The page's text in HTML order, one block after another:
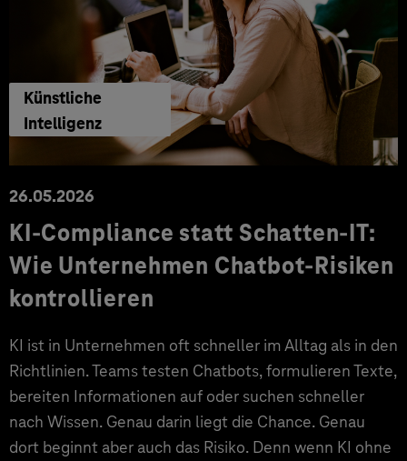
Künstliche
Intelligenz
26.05.2026
KI-Compliance statt Schatten-IT:
Wie Unternehmen Chatbot-Risiken
kontrollieren
KI ist in Unternehmen oft schneller im Alltag als in den
Richtlinien. Teams testen Chatbots, formulieren Texte,
bereiten Informationen auf oder suchen schneller
nach Wissen. Genau darin liegt die Chance. Genau
dort beginnt aber auch das Risiko. Denn wenn KI ohne